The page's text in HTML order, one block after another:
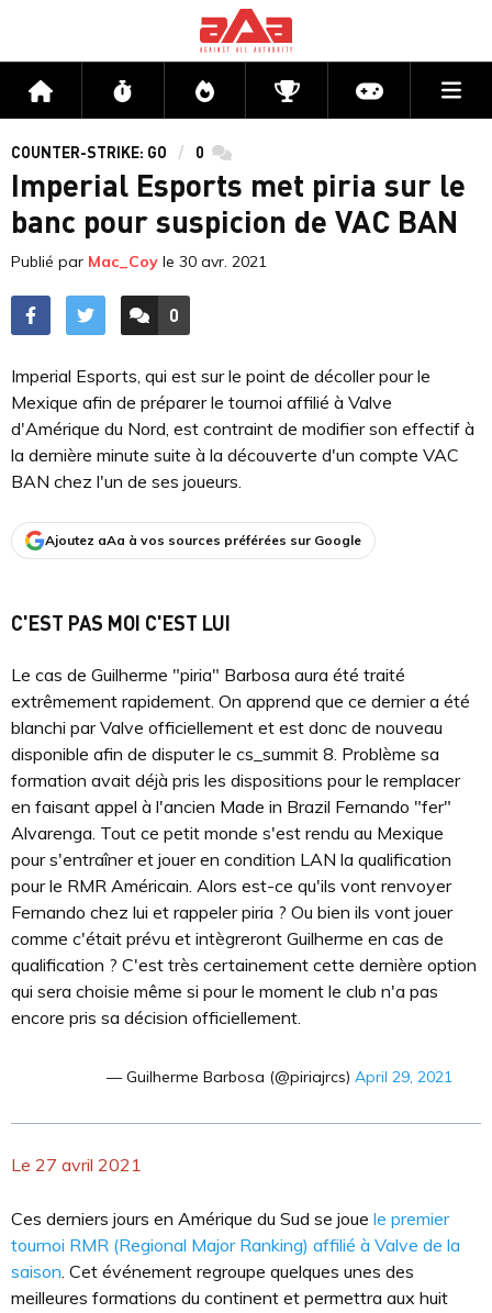
Accueil Flux Directs CompétitionsActu jeux
COUNTER-STRIKE: GO 0 commentaires
Imperial Esports met piria sur le
banc pour suspicion de VAC BAN
Publié par Mac_Coy le 30 avr. 2021
ACCÉDER AUX
0
COMMENTAIRES
Imperial Esports, qui est sur le point de décoller pour le
Mexique afin de préparer le tournoi affilié à Valve
d'Amérique du Nord, est contraint de modifier son effectif à
la dernière minute suite à la découverte d'un compte VAC
BAN chez l'un de ses joueurs.
Ajoutez aAa à vos sources préférées sur Google
C'EST PAS MOI C'EST LUI
Le cas de Guilherme "piria" Barbosa aura été traité
extrêmement rapidement. On apprend que ce dernier a été
blanchi par Valve officiellement et est donc de nouveau
disponible afin de disputer le cs_summit 8. Problème sa
formation avait déjà pris les dispositions pour le remplacer
en faisant appel à l'ancien Made in Brazil Fernando "fer"
Alvarenga. Tout ce petit monde s'est rendu au Mexique
pour s'entraîner et jouer en condition LAN la qualification
pour le RMR Américain. Alors est-ce qu'ils vont renvoyer
Fernando chez lui et rappeler piria ? Ou bien ils vont jouer
comme c'était prévu et intègreront Guilherme en cas de
qualification ? C'est très certainement cette dernière option
qui sera choisie même si pour le moment le club n'a pas
encore pris sa décision officiellement.
— Guilherme Barbosa (@piriajrcs) April 29, 2021
Le 27 avril 2021
Ces derniers jours en Amérique du Sud se joue le premier
tournoi RMR (Regional Major Ranking) affilié à Valve de la
saison. Cet événement regroupe quelques unes des
meilleures formations du continent et permettra aux huit